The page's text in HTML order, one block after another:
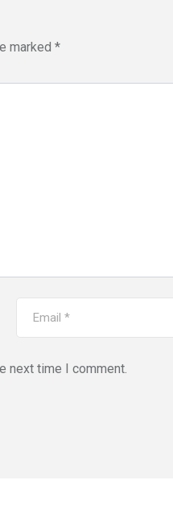
marked *
next time I comment.